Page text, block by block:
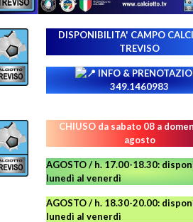
DISPONIBILITA' CAMPO
TREVISO
INFO &
349.1460983
CHIUSO da sabato 08 a
agosto
AGOSTO / h. 17.00-18.30:
lunedì al venerdì
AGOSTO/ h. 18.30-20.00:
lunedì al venerdì